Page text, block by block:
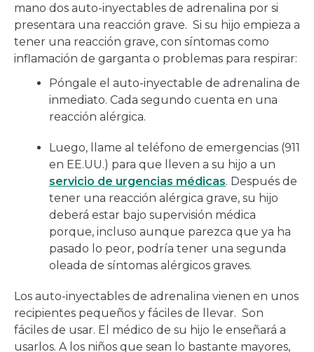
mano dos auto-inyectables de adrenalina por si
presentara una reacción grave. Si su hijo empieza a
tener una reacción grave, con síntomas como
inflamación de garganta o problemas para respirar:
Póngale el auto-inyectable de adrenalina de
inmediato. Cada segundo cuenta en una
reacción alérgica.
Luego, llame al teléfono de emergencias (911
en EE.UU.) para que lleven a su hijo a un
servicio de urgencias médicas. Después de
tener una reacción alérgica grave, su hijo
deberá estar bajo supervisión médica
porque, incluso aunque parezca que ya ha
pasado lo peor, podría tener una segunda
oleada de síntomas alérgicos graves.
Los auto-inyectables de adrenalina vienen en unos
recipientes pequeños y fáciles de llevar. Son
fáciles de usar. El médico de su hijo le enseñará a
usarlos. A los niños que sean lo bastante mayores,